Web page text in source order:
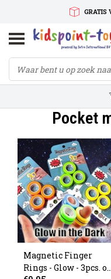
GRATIS
Pocket
Magnetic Finger
Rings - Glow - 3pcs. op